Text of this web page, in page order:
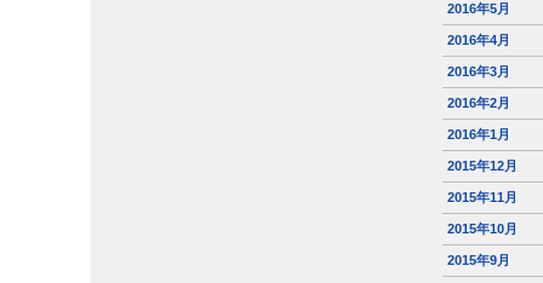
2016年5月
2016年4月
2016年3月
2016年2月
2016年1月
2015年12月
2015年11月
2015年10月
2015年9月